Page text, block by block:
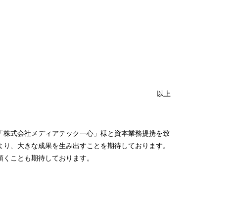
以上
式会社メディアテック一心」様と資本業務提携を致
、大きな成果を生み出すことを期待しております。
ことも期待しております。